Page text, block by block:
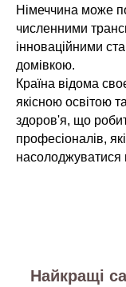
Німеччина може
численними
інноваційними
домівкою.
Країна відома
якісною освітою
здоров'я, що
професіоналів,
насолоджуватися
Найкращі